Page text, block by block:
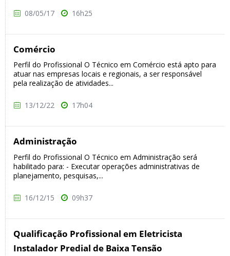
08/05/17 16h25
Comércio
Perfil do Profissional O Técnico em Comércio está apto para
atuar nas empresas locais e regionais, a ser responsável
pela realização de atividades...
13/12/22 17h04
Administração
Perfil do Profissional O Técnico em Administração será
habilitado para: - Executar operações administrativas de
planejamento, pesquisas,...
16/12/15 09h37
Qualificação Profissional em Eletricista
Instalador Predial de Baixa Tensão